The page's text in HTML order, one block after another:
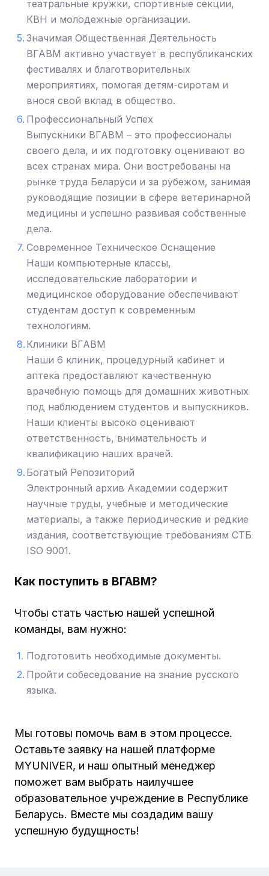
театральные кружки, спортивные секции,
КВН и молодежные организации.
Значимая Общественная Деятельность
ВГАВМ активно участвует в республиканских
фестивалях и благотворительных
мероприятиях, помогая детям-сиротам и
внося свой вклад в общество.
Профессиональный Успех
Выпускники ВГАВМ – это профессионалы
своего дела, и их подготовку оценивают во
всех странах мира. Они востребованы на
рынке труда Беларуси и за рубежом, занимая
руководящие позиции в сфере ветеринарной
медицины и успешно развивая собственные
дела.
Современное Техническое Оснащение
Наши компьютерные классы,
исследовательские лаборатории и
медицинское оборудование обеспечивают
студентам доступ к современным
технологиям.
Клиники ВГАВМ
Наши 6 клиник, процедурный кабинет и
аптека предоставляют качественную
врачебную помощь для домашних животных
под наблюдением студентов и выпускников.
Наши клиенты высоко оценивают
ответственность, внимательность и
квалификацию наших врачей.
Богатый Репозиторий
Электронный архив Академии содержит
научные труды, учебные и методические
материалы, а также периодические и редкие
издания, соответствующие требованиям СТБ
ISO 9001.
Как поступить в ВГАВМ?
Чтобы стать частью нашей успешной
команды, вам нужно:
Подготовить необходимые документы.
Пройти собеседование на знание русского
языка.
Мы готовы помочь вам в этом процессе.
Оставьте заявку на нашей платформе
MYUNIVER, и наш опытный менеджер
поможет вам выбрать наилучшее
образовательное учреждение в Республике
Беларусь. Вместе мы создадим вашу
успешную будущность!